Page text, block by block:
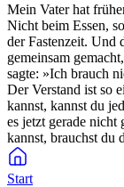
Mein Vater hat
Nicht beim Essen,
der Fastenzeit. Und
gemeinsam
sagte: »Ich brauch
Der Verstand ist so
kannst, kannst du
es jetzt gerade
kannst, brauchst du
Start